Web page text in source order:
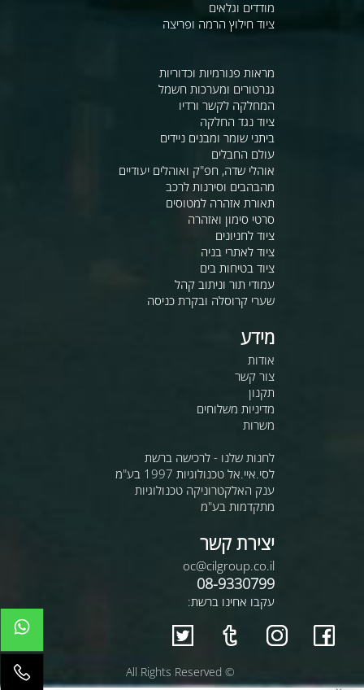
מודדים וגלאים
ציוד חילוץ הרמה ופריצה
מראות פנורמיות וכדוריות
גנרטורים ומערכות חשמל
המחלקה לקשר ורדיו
ציוד נגד החלקה
ביתני שומר ומבנים ניידים
עולם החבלים
אוהלי שדה, חפ"ק ואוהלים יעודיים
מהבהבים וסירנות לרכב
תאורת אזהרה למטוסים
סרטי סימון ואזהרה
ציוד לחניונים
ציוד לאתרי בניה
ציוד בטיחות בים
עמודי תור וניתוב קהל
שערי קרוסלה ובקרת כניסה
מידע
אודות
צור קשר
תקנון
מדיניות משלוחים
משרות
לחנות שלנו - לרכישה ברשת
לסי.איי.אל טכנולוגיות 1997 בע"מ
ענק האלקטרוניקה טכנולוגיות
מתקדמות בע"מ
יצירת קשר
oc@cilgroup.co.il
08-9330799
עקבו אחינו ברשת:
© All Rights Reserved